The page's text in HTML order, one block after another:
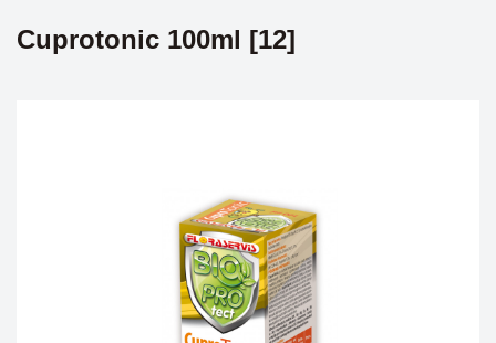
Cuprotonic 100ml [12]